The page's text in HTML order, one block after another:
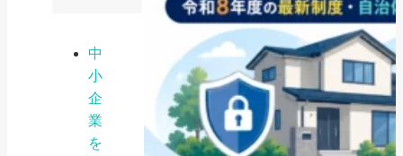
中
小
企
業
を